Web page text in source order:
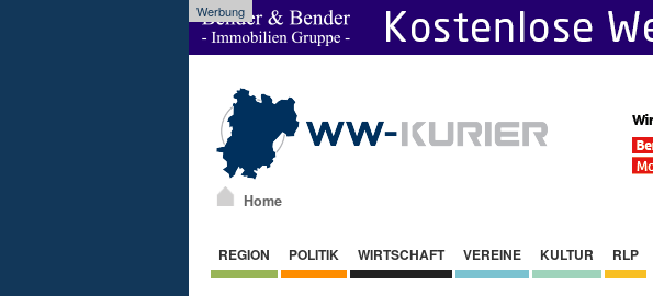
Werbung
Home
REGION POLITIK WIRTSCHAFT VEREINE KULTUR RLP